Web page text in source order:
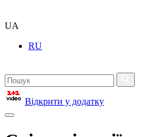
UA
RU
Відкрити у додатку